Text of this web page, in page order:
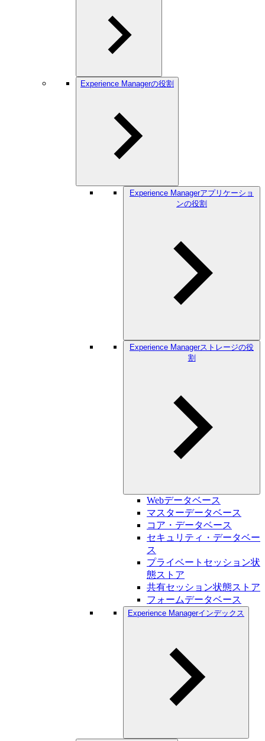
Experience Managerの役割
Experience Managerアプリケーショ
ンの役割
Experience Managerストレージの役
割
Webデータベース
マスターデータベース
コア・データベース
セキュリティ・データベー
ス
プライベートセッション状
態ストア
共有セッション状態ストア
フォームデータベース
Experience Managerインデックス